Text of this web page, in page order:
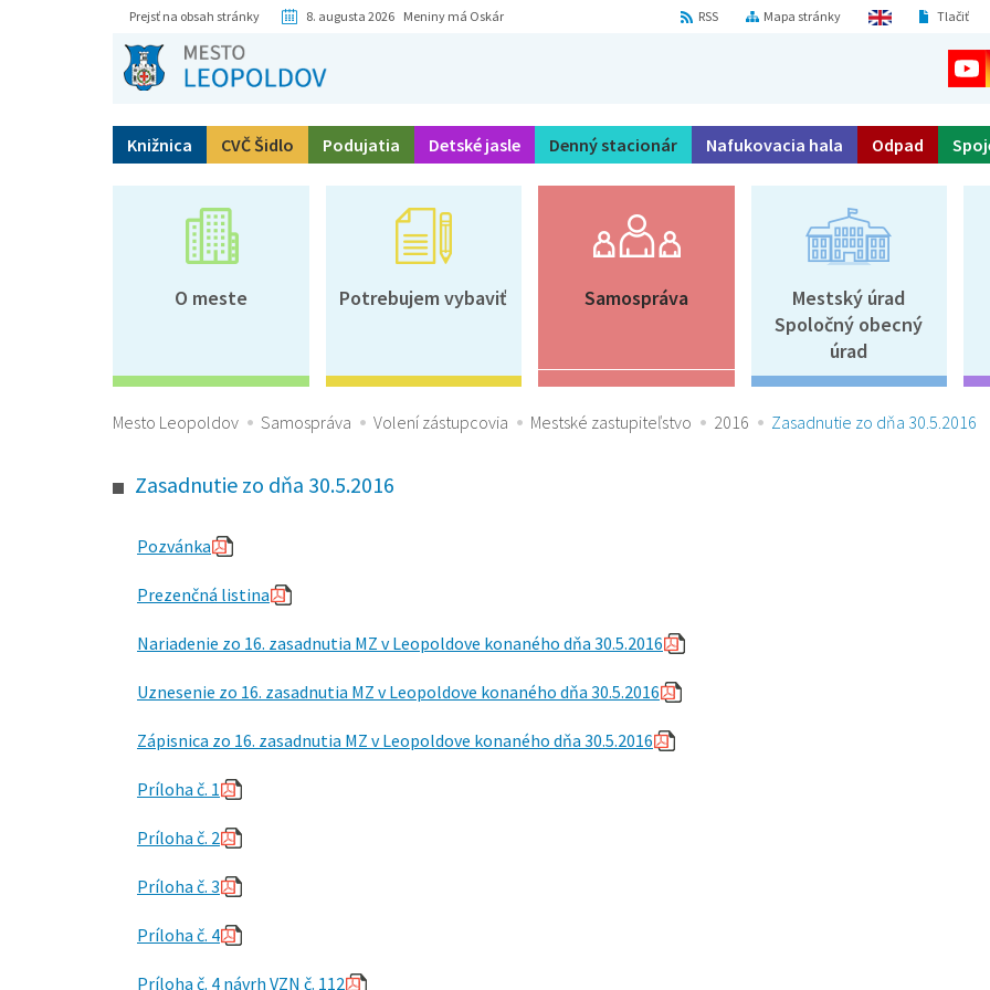
Prejsť na obsah stránky 8. augusta 2026 Meniny má Oskár Tlačiť
Mapa stránky
RSS
Knižnica CVČ Šidlo Podujatia Detské jasle Denný stacionár Nafukovacia hala Odpad
O meste Potrebujem vybaviť Samospráva
Mestský úrad
Spoločný obecný
úrad
Mesto Leopoldov Samospráva Volení zástupcovia Mestské zastupiteľstvo 2016 Zasadnutie zo dňa 30.5.2016
Zasadnutie zo dňa 30.5.2016
Pozvánka
Prezenčná listina
Nariadenie zo 16. zasadnutia MZ v Leopoldove konaného dňa 30.5.2016
Uznesenie zo 16. zasadnutia MZ v Leopoldove konaného dňa 30.5.2016
Zápisnica zo 16. zasadnutia MZ v Leopoldove konaného dňa 30.5.2016
Príloha č. 1
Príloha č. 2
Príloha č. 3
Príloha č. 4
Príloha č. 4 návrh VZN č. 112